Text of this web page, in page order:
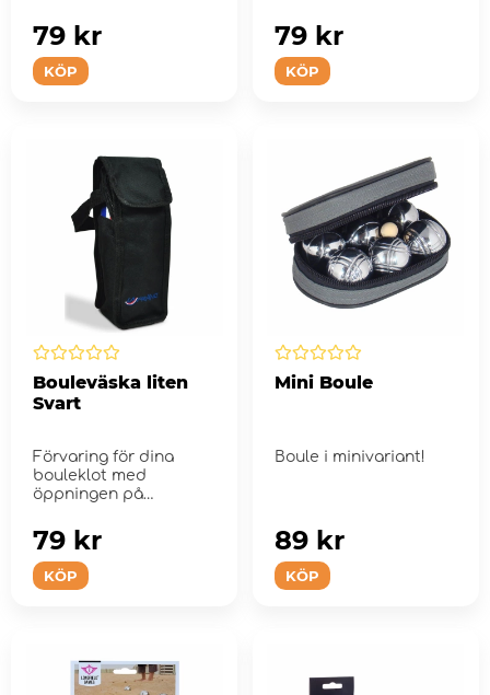
KÖP
79 kr
KÖP
79 kr
Bouleväska liten
Svart
Förvaring för dina
bouleklot med
öppningen på
KÖP
79 kr
Mini Boule
Boule i minivariant!
KÖP
89 kr